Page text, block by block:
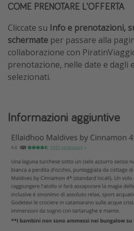
COME PRENOTARE L'OFFERTA
Cliccate su Info e prenotazioni,
schermate per passare alla
collaborazione con
prenotazione, nelle date e dagli
selezionati.
Informazioni aggiuntive